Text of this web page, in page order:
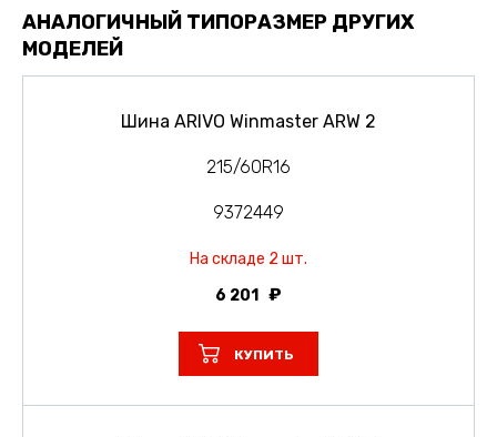
АНАЛОГИЧНЫЙ ТИПОРАЗМЕР ДРУГИХ
МОДЕЛЕЙ
Шина ARIVO Winmaster ARW 2
215/60R16
9372449
На складе 2 шт.
6 201
КУПИТЬ